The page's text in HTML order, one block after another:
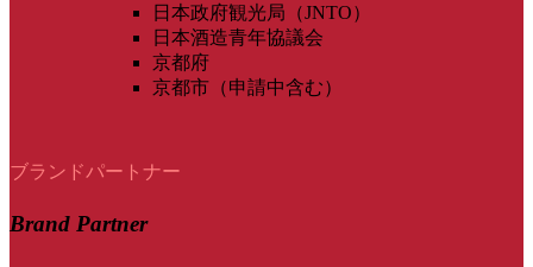
日本政府観光局（JNTO）
日本酒造青年協議会
京都府
京都市（申請中含む）
ブランドパートナー
Brand Partner